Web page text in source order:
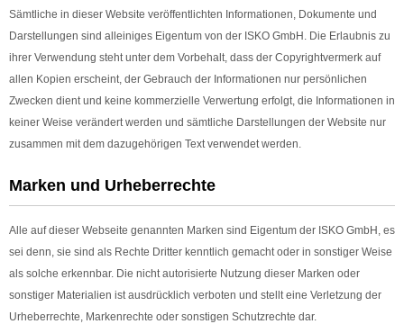
Sämtliche in dieser Website veröffentlichten Informationen, Dokumente und
Darstellungen sind alleiniges Eigentum von der ISKO GmbH. Die Erlaubnis zu
ihrer Verwendung steht unter dem Vorbehalt, dass der Copyrightvermerk auf
allen Kopien erscheint, der Gebrauch der Informationen nur persönlichen
Zwecken dient und keine kommerzielle Verwertung erfolgt, die Informationen in
keiner Weise verändert werden und sämtliche Darstellungen der Website nur
zusammen mit dem dazugehörigen Text verwendet werden.
Marken und Urheberrechte
Alle auf dieser Webseite genannten Marken sind Eigentum der ISKO GmbH, es
sei denn, sie sind als Rechte Dritter kenntlich gemacht oder in sonstiger Weise
als solche erkennbar. Die nicht autorisierte Nutzung dieser Marken oder
sonstiger Materialien ist ausdrücklich verboten und stellt eine Verletzung der
Urheberrechte, Markenrechte oder sonstigen Schutzrechte dar.